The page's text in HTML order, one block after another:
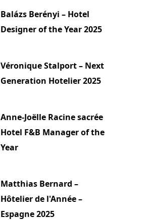
Balázs Berényi – Hotel
Designer of the Year 2025
Véronique Stalport – Next
Generation Hotelier 2025
Anne-Joëlle Racine sacrée
Hotel F&B Manager of the
Year
Matthias Bernard –
Hôtelier de l'Année –
Espagne 2025